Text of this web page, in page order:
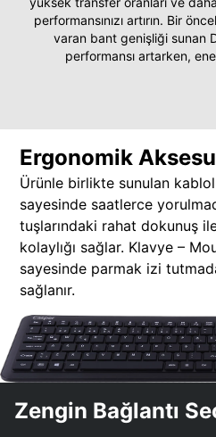
performansınızı artırın. Bir
varan bant genişliği sunan
performansı artarken,
Ergonomik
Ürünle birlikte sunulan
sayesinde saatlerce
tuşlarındaki rahat dokunuş
kolaylığı sağlar. Klavye –
sayesinde parmak izi
sağlanır.
Zengin Bağlantı